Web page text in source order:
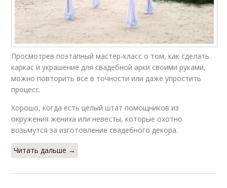
Просмотрев поэтапный мастер-класс о том, как сделать
каркас и украшение для свадебной арки своими руками,
можно повторить все в точности или даже упростить
процесс.
Хорошо, когда есть целый штат помощников из
окружения жениха или невесты, которые охотно
возьмутся за изготовление свадебного декора.
Читать дальше →